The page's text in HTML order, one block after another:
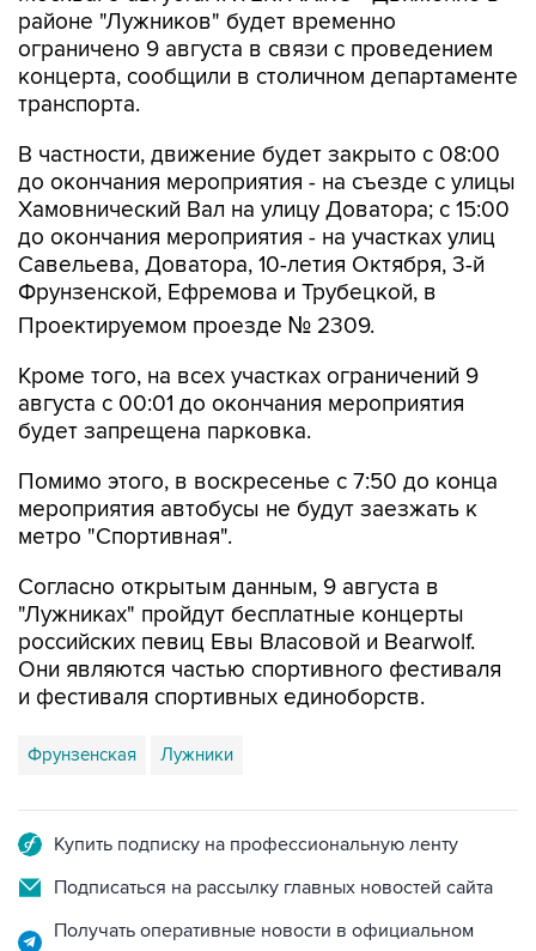
районе "Лужников" будет временно
ограничено 9 августа в связи с проведением
концерта, сообщили в столичном департаменте
транспорта.
В частности, движение будет закрыто с 08:00
до окончания мероприятия - на съезде с улицы
Хамовнический Вал на улицу Доватора; с 15:00
до окончания мероприятия - на участках улиц
Савельева, Доватора, 10-летия Октября, 3-й
Фрунзенской, Ефремова и Трубецкой, в
Проектируемом проезде № 2309.
Кроме того, на всех участках ограничений 9
августа с 00:01 до окончания мероприятия
будет запрещена парковка.
Помимо этого, в воскресенье с 7:50 до конца
мероприятия автобусы не будут заезжать к
метро "Спортивная".
Согласно открытым данным, 9 августа в
"Лужниках" пройдут бесплатные концерты
российских певиц Евы Власовой и Bearwolf.
Они являются частью спортивного фестиваля
и фестиваля спортивных единоборств.
Фрунзенская Лужники
Купить подписку на профессиональную ленту
Подписаться на рассылку главных новостей сайта
Получать оперативные новости в официальном